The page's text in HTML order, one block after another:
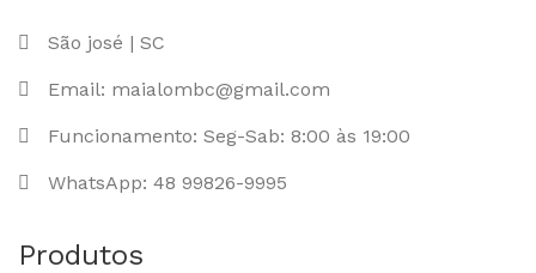
São josé | SC
Email: maialombc@gmail.com
Funcionamento: Seg-Sab: 8:00 às 19:00
WhatsApp: 48 99826-9995
Produtos